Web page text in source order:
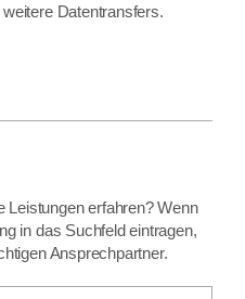
Datentransfers.
Leistungen erfahren? Wenn
in das Suchfeld eintragen,
Ansprechpartner.